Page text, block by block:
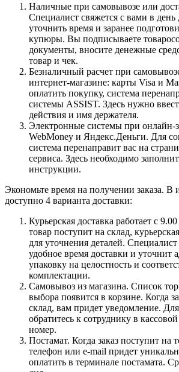
Наличные при самовывозе или
Специалист свяжется с вами в день
уточнить время и заранее
купюры. Вы подписываете
документы, вносите денежные
товар и чек.
Безналичный расчет при
интернет-магазине: карты Visa и
оплатить покупку, система
системы ASSIST. Здесь нужно
действия и имя держателя.
Электронные системы при онлайн-
WebMoney и Яндекс.Деньги. Для
система перенаправит вас на
сервиса. Здесь необходимо
инструкции.
Экономьте время на получении заказа. В
доступно 4 варианта доставки:
Курьерская доставка работает с
товар поступит на склад,
для уточнения деталей.
удобное время доставки и уточнит
упаковку на целостность и
комплектации.
Самовывоз из магазина. Список
выбора появится в корзине. Когда
склад, вам придет уведомление.
обратитесь к сотруднику в
номер.
Постамат. Когда заказ поступит на
телефон или e-mail придет
оплатить в терминале постамата.